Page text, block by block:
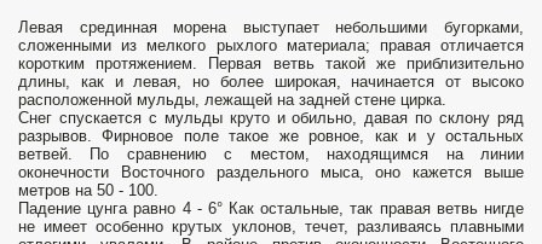
Левая срединная морена выступает небольшими бугорками,
сложенными из мелкого рыхлого ма­териала; правая отличается
коротким протяжением. Первая ветвь такой же приблизительно
длины, как и левая, но более широкая, начинается от высоко
расположенной мульды, лежащей на задней стене цирка.
Снег спускается с мульды круто и обильно, давая по склону ряд
разрывов. Фирновое поле такое же ровное, как и у остальных
ветвей. По сравнению с местом, находящимся на линии
оконечности Восточного раздельного мыса, оно кажется выше
метров на 50 - 100.
Падение цунга равно 4 - 6° Как остальные, так правая ветвь нигде
не имеет особенно крутых уклонов, течет, разливаясь плавными